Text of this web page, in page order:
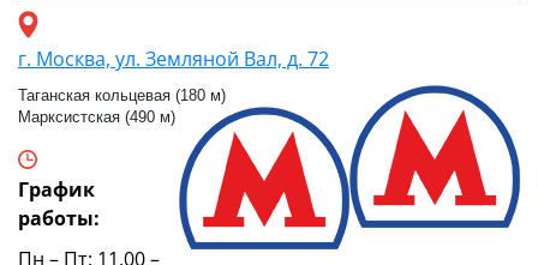
г. Москва, ул. Земляной Вал, д. 72
Таганская кольцевая (180 м)
Марксистская (490 м)
График
работы:
Пн – Пт: 11.00 –